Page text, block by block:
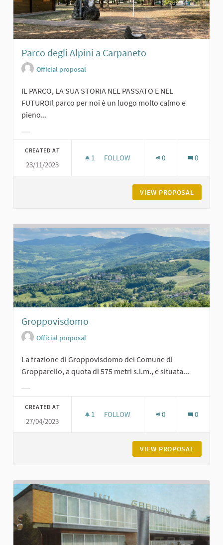
Parco degli Alpini a Carpaneto
Official proposal
IL PARCO, LA SUA STORIA NEL PASSATO E NEL
FUTUROIl parco per noi è un luogo molto calmo e
pieno...
CREATED AT
23/11/2023
1 1 FOLLOWER
FOLLOW 0 0
VIEW PROPOSAL
Groppovisdomo
Official proposal
La frazione di Groppovisdomo del Comune di
Gropparello, a quota di 575 metri s.l.m., è situata...
CREATED AT
27/04/2023
1 1 FOLLOWER
FOLLOW 0 0
VIEW PROPOSAL